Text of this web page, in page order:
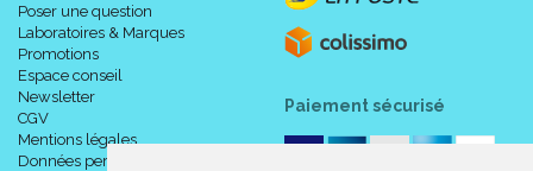
Poser une question
Laboratoires & Marques
Promotions
Espace conseil
Newsletter
CGV
Mentions légales
Données personnelles
Paiement sécurisé